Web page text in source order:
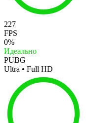
227
FPS
0%
Идеально
PUBG
Ultra • Full HD